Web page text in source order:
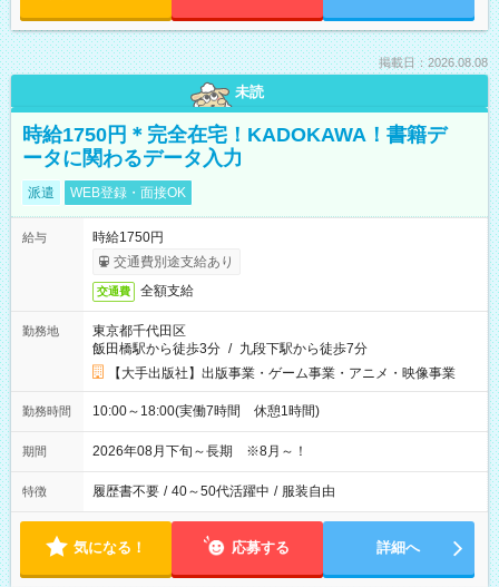
掲載日：2026.08.08
未読
時給1750円＊完全在宅！KADOKAWA！書籍デ
ータに関わるデータ入力
派遣 WEB登録・面接OK
給与
時給1750円
交通費別途支給あり
交通費 全額支給
勤務地
東京都千代田区
飯田橋駅から徒歩3分 / 九段下駅から徒歩7分
【大手出版社】出版事業・ゲーム事業・アニメ・映像事業
勤務時間 10:00～18:00(実働7時間 休憩1時間)
期間 2026年08月下旬～長期 ※8月～！
特徴 履歴書不要 / 40～50代活躍中 / 服装自由
気になる！ 応募する 詳細へ